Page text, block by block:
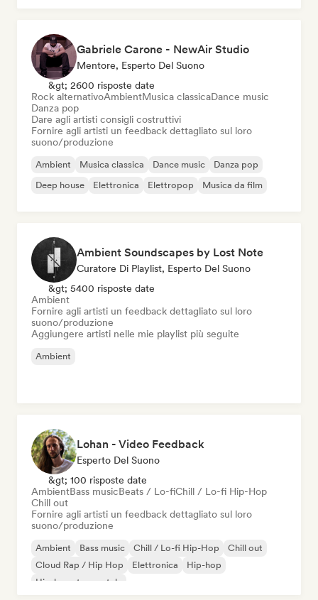
Gabriele Carone - NewAir Studio
Mentore, Esperto Del Suono
&gt; 2600 risposte date
Rock alternativoAmbientMusica classicaDance music
Danza pop
Dare agli artisti consigli costruttivi
Fornire agli artisti un feedback dettagliato sul loro
suono/produzione
Ambient Musica classica Dance music
Danza pop
Deep house
Elettronica Elettropop Musica da film
Ambient Soundscapes by Lost Note
Curatore Di Playlist, Esperto Del Suono
&gt; 5400 risposte date
Ambient
Fornire agli artisti un feedback dettagliato sul loro
suono/produzione
Aggiungere artisti nelle mie playlist più seguite
Ambient
Lohan - Video Feedback
Esperto Del Suono
&gt; 100 risposte date
AmbientBass musicBeats / Lo-fiChill / Lo-fi Hip-Hop
Chill out
Fornire agli artisti un feedback dettagliato sul loro
suono/produzione
Ambient Bass music Chill / Lo-fi Hip-Hop
Chill out
Cloud Rap / Hip Hop
Elettronica
Hip-hop
Hip-hop strumentale